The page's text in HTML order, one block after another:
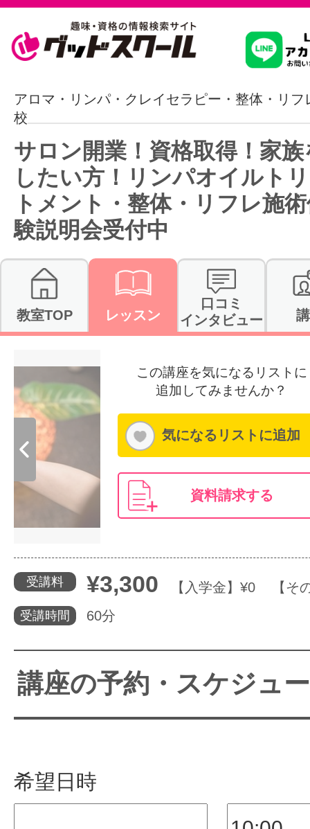
習いたいこ
スクールを
駅・路線か
通信講座を
体験レッス
やりたいこ
特集をみる
グッドスク
掲載のお問
サイトマッ
アロマ・リンパ・クレイセラピー・整体・リ
校
サロン開業！資格取得！家族
したい方！リンパオイルト
トメント・整体・リフレ施
験説明会受付中
教室TOP レッスン
口コミ
インタビュー
この講座を気になるリストに
追加してみませんか？
気になるリストに追加
資料請求する
受講料 ¥3,300 【入学金】¥0 【そ
受講時間 60分
講座の予約・スケジュ
希望日時